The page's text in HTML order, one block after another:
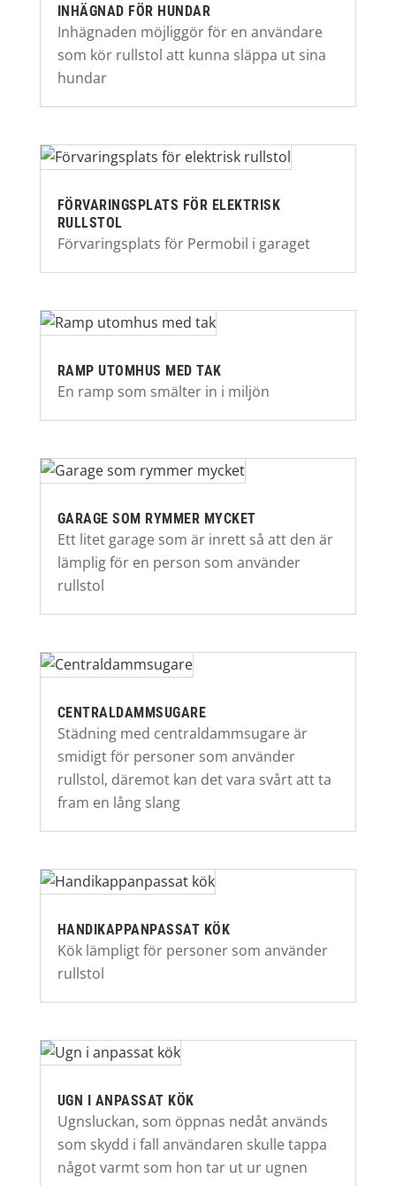
INHÄGNAD FÖR HUNDAR
Inhägnaden möjliggör för en användare
som kör rullstol att kunna släppa ut sina
hundar
FÖRVARINGSPLATS FÖR ELEKTRISK
RULLSTOL
Förvaringsplats för Permobil i garaget
RAMP UTOMHUS MED TAK
En ramp som smälter in i miljön
GARAGE SOM RYMMER MYCKET
Ett litet garage som är inrett så att den är
lämplig för en person som använder
rullstol
CENTRALDAMMSUGARE
Städning med centraldammsugare är
smidigt för personer som använder
rullstol, däremot kan det vara svårt att ta
fram en lång slang
HANDIKAPPANPASSAT KÖK
Kök lämpligt för personer som använder
rullstol
UGN I ANPASSAT KÖK
Ugnsluckan, som öppnas nedåt används
som skydd i fall användaren skulle tappa
något varmt som hon tar ut ur ugnen